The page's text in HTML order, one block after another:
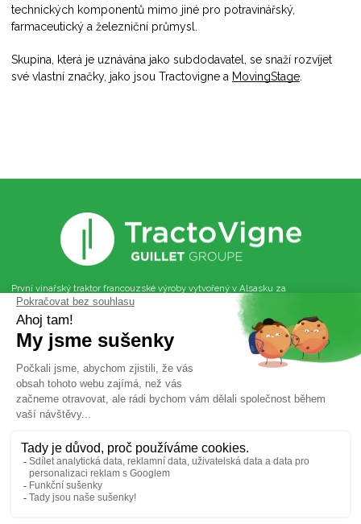
technických komponentů mimo jiné pro potravinářský,
farmaceutický a železniční průmysl.
Skupina, která je uznávána jako subdodavatel, se snaží rozvíjet
své vlastní značky, jako jsou Tractovigne a MovingStage
První vinařský traktor francouzské výroby vytvořený v Alsasku za
použití 90% součástek z EU
Sledujte nás na sociálních sítích
LinkedInYouTube
Instagram
Facebook
Údržba viničního
traktoru
Poprodejní servis